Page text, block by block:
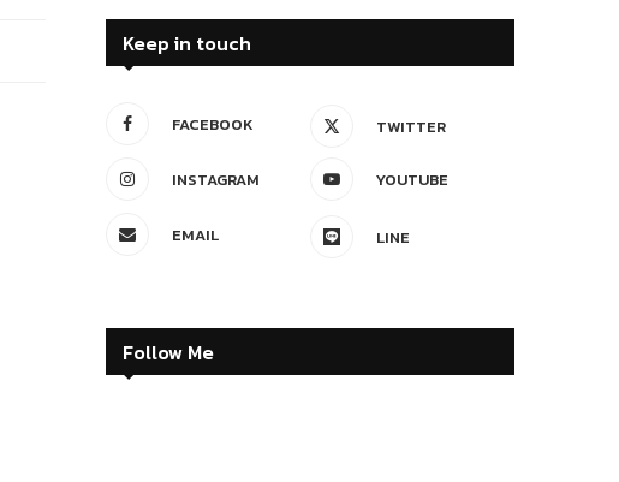
Keep in touch
FACEBOOK TWITTER
INSTAGRAM YOUTUBE
EMAIL LINE
Follow Me